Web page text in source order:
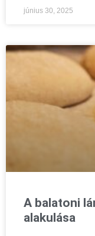
június 30, 2025
A balatoni
alakulása